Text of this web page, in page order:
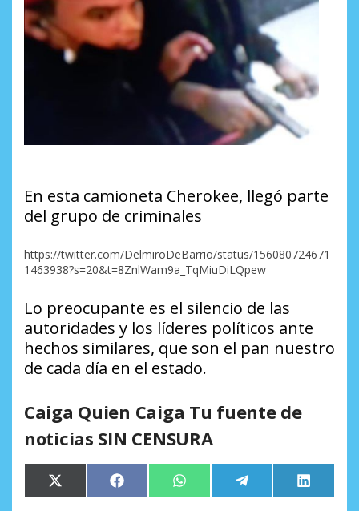
En esta camioneta Cherokee, llegó parte
del grupo de criminales
https://twitter.com/DelmiroDeBarrio/status/156080724671
1463938?s=20&t=8ZnlWam9a_TqMiuDiLQpew
Lo preocupante es el silencio de las
autoridades y los líderes políticos ante
hechos similares, que son el pan nuestro
de cada día en el estado.
Caiga Quien Caiga Tu fuente de
noticias SIN CENSURA
Compartir
en
X
(Twitter)
Compartir
en
Facebook Compartir
en
WhatsApp Compartir
en
Telegram
en
LinkedIn